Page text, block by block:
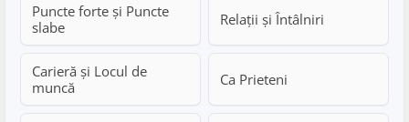
Puncte forte și Puncte
slabe
Relații și Întâlniri
Carieră și Locul de
muncă
Ca Prieteni